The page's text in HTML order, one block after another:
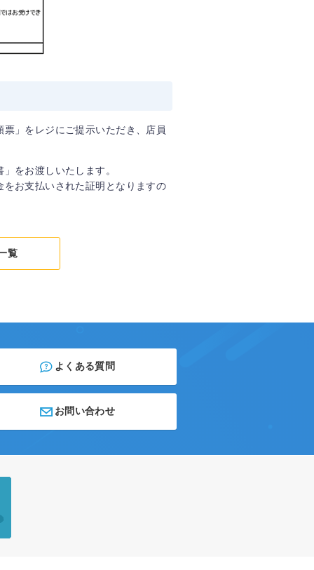
」をレジにご提示いただき、店員
をお渡しいたします。
お支払いされた証明となりますの
覧
よくある質問
お問い合わせ